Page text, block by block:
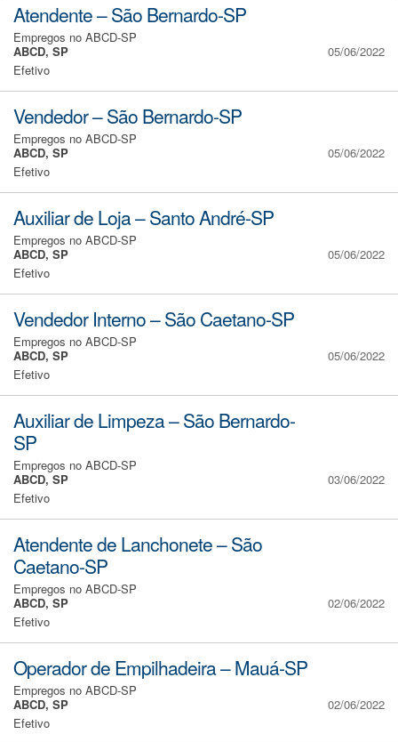
Atendente – São Bernardo-SP
Empregos no ABCD-SP
ABCD, SP
Efetivo
05/06/2022
Vendedor – São Bernardo-SP
Empregos no ABCD-SP
ABCD, SP
Efetivo
05/06/2022
Auxiliar de Loja – Santo André-SP
Empregos no ABCD-SP
ABCD, SP
Efetivo
05/06/2022
Vendedor Interno – São Caetano-SP
Empregos no ABCD-SP
ABCD, SP
Efetivo
05/06/2022
Auxiliar de Limpeza – São Bernardo-
SP
Empregos no ABCD-SP
ABCD, SP
Efetivo
03/06/2022
Atendente de Lanchonete – São
Caetano-SP
Empregos no ABCD-SP
ABCD, SP
Efetivo
02/06/2022
Operador de Empilhadeira – Mauá-SP
Empregos no ABCD-SP
ABCD, SP
Efetivo
02/06/2022